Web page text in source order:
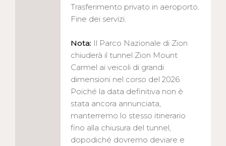
Trasferimento privato in aeroporto.
Fine dei servizi.
Nota: Il Parco Nazionale di Zion
chiuderà il tunnel Zion Mount
Carmel ai veicoli di grandi
dimensioni nel corso del 2026.
Poiché la data definitiva non è
stata ancora annunciata,
manterremo lo stesso itinerario
fino alla chiusura del tunnel,
dopodiché dovremo deviare e